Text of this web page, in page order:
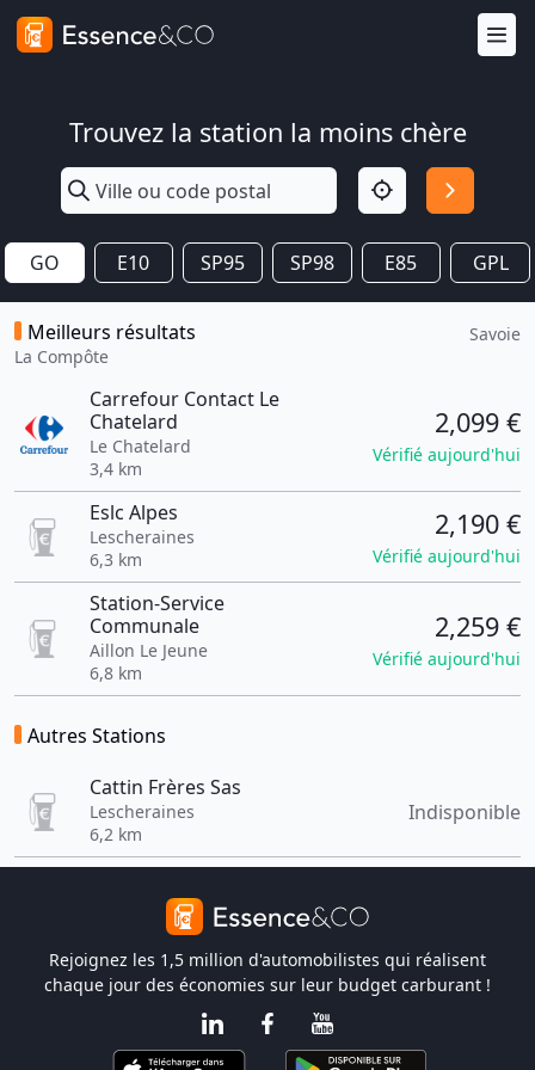
Trouvez la station la moins chère
GO E10 SP95 SP98 E85 GPL
Meilleurs résultats
La Compôte
Savoie
Carrefour Contact Le
Chatelard
Le Chatelard
3,4 km
2,099 €
Vérifié aujourd'hui
Eslc Alpes
Lescheraines
6,3 km
2,190 €
Vérifié aujourd'hui
Station-Service
Communale
Aillon Le Jeune
6,8 km
2,259 €
Vérifié aujourd'hui
Autres Stations
Cattin Frères Sas
Lescheraines
6,2 km
Indisponible
Rejoignez les 1,5 million d'automobilistes qui réalisent
chaque jour des économies sur leur budget carburant !